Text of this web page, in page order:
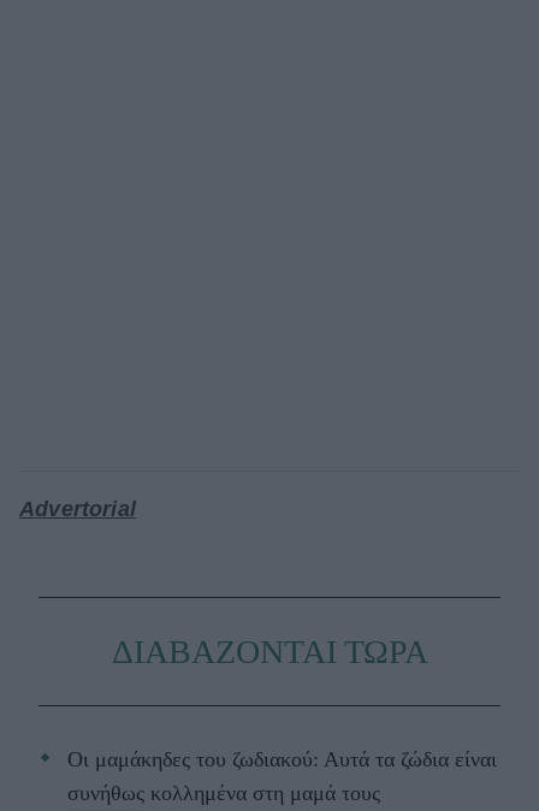
Advertorial
ΔΙΑΒΑΖΟΝΤΑΙ ΤΩΡΑ
Οι μαμάκηδες του ζωδιακού: Αυτά τα ζώδια είναι
συνήθως κολλημένα στη μαμά τους